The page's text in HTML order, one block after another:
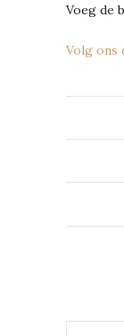
Voeg de
Volg ons